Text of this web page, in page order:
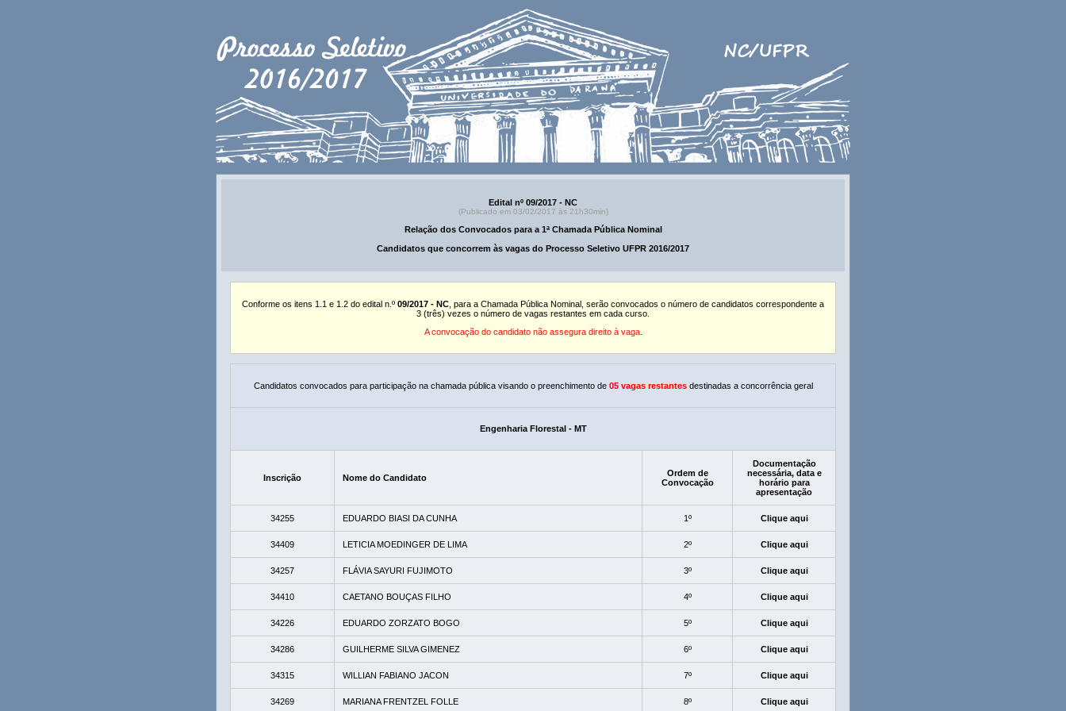
Edital nº 09/2017 - NC
(Publicado em 03/02/2017 às 21h30min)
Relação dos Convocados para a 1ª Chamada Pública Nominal
Candidatos que concorrem às vagas do Processo Seletivo UFPR 2016/2017
Conforme os itens 1.1 e 1.2 do edital n.º 09/2017 - NC , para a Chamada Pública Nominal, serão convocados o número de candidatos correspondente a
3 (três) vezes o número de vagas restantes em cada curso.
A convocação do candidato não assegura direito à vaga.
Candidatos convocados para participação na chamada pública visando o preenchimento de 05 vagas restantes destinadas a concorrência geral
Engenharia Florestal - MT
Inscrição Nome do Candidato
Ordem de
Convocação
Documentação
necessária, data e
horário para
apresentação
34255 EDUARDO BIASI DA CUNHA 1º Clique aqui
34409 LETICIA MOEDINGER DE LIMA 2º Clique aqui
34257 FLÁVIA SAYURI FUJIMOTO 3º Clique aqui
34410 CAETANO BOUÇAS FILHO 4º Clique aqui
34226 EDUARDO ZORZATO BOGO 5º Clique aqui
34286 GUILHERME SILVA GIMENEZ 6º Clique aqui
34315 WILLIAN FABIANO JACON 7º Clique aqui
34269 MARIANA FRENTZEL FOLLE 8º Clique aqui